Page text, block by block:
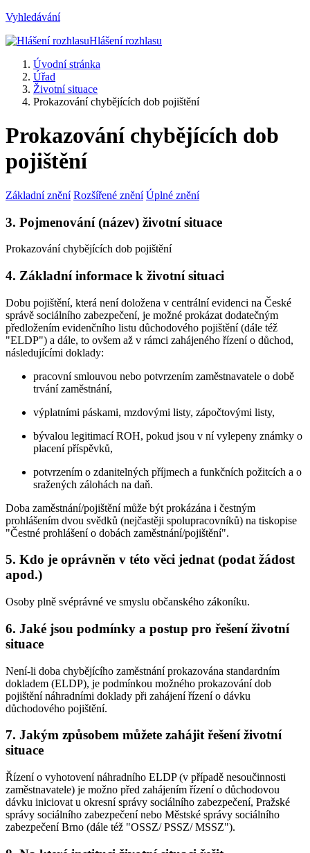
Vyhledávání
Hlášení rozhlasu
Úvodní stránka
Úřad
Životní situace
Prokazování chybějících dob pojištění
Prokazování chybějících dob
pojištění
Základní znění Rozšířené znění Úplné znění
3. Pojmenování (název) životní situace
Prokazování chybějících dob pojištění
4. Základní informace k životní situaci
Dobu pojištění, která není doložena v centrální evidenci na České
správě sociálního zabezpečení, je možné prokázat dodatečným
předložením evidenčního listu důchodového pojištění (dále též
"ELDP") a dále, to ovšem až v rámci zahájeného řízení o důchod,
následujícími doklady:
pracovní smlouvou nebo potvrzením zaměstnavatele o době
trvání zaměstnání,
výplatními páskami, mzdovými listy, zápočtovými listy,
bývalou legitimací ROH, pokud jsou v ní vylepeny známky o
placení příspěvků,
potvrzením o zdanitelných příjmech a funkčních požitcích a o
sražených zálohách na daň.
Doba zaměstnání/pojištění může být prokázána i čestným
prohlášením dvou svědků (nejčastěji spolupracovníků) na tiskopise
"Čestné prohlášení o dobách zaměstnání/pojištění".
5. Kdo je oprávněn v této věci jednat (podat žádost
apod.)
Osoby plně svéprávné ve smyslu občanského zákoníku.
6. Jaké jsou podmínky a postup pro řešení životní
situace
Není-li doba chybějícího zaměstnání prokazována standardním
dokladem (ELDP), je podmínkou možného prokazování dob
pojištění náhradními doklady při zahájení řízení o dávku
důchodového pojištění.
7. Jakým způsobem můžete zahájit řešení životní
situace
Řízení o vyhotovení náhradního ELDP (v případě nesoučinnosti
zaměstnavatele) je možno před zahájením řízení o důchodovou
dávku iniciovat u okresní správy sociálního zabezpečení, Pražské
správy sociálního zabezpečení nebo Městské správy sociálního
zabezpečení Brno (dále též "OSSZ/ PSSZ/ MSSZ").